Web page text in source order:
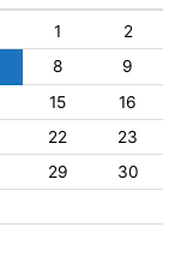
1
2
8
9
15
16
22
23
29
30